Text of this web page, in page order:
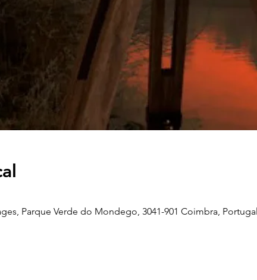
Parque Verde do Mondego, 3041-901 Coimbra, Portugal